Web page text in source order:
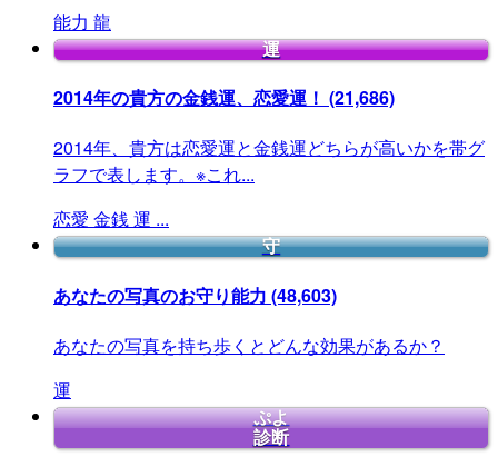
能力 龍
運
2014年の貴方の金銭運、恋愛運！ (21,686)
2014年、貴方は恋愛運と金銭運どちらが高いかを帯グ
ラフで表します。※これ...
恋愛 金銭運 ...
守
あなたの写真のお守り能力 (48,603)
あなたの写真を持ち歩くとどんな効果があるか？
運
ぷよ
診断